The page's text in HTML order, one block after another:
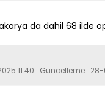
da dahil 68 ilde
11:40 Güncelleme : 28-